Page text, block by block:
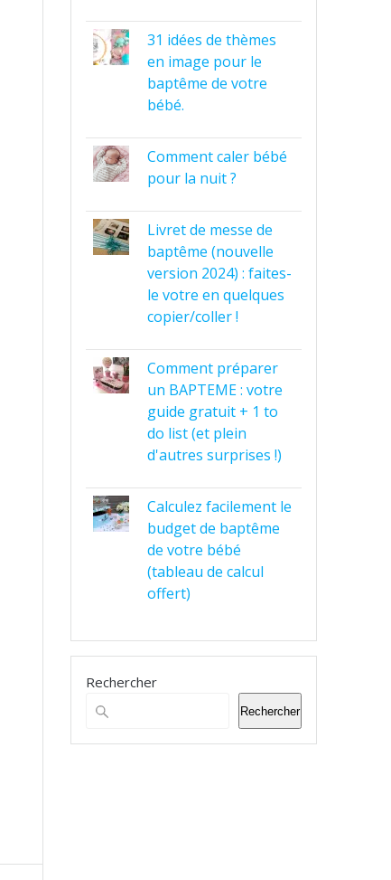
31 idées de thèmes
en image pour le
baptême de votre
bébé.
Comment caler bébé
pour la nuit ?
Livret de messe de
baptême (nouvelle
version 2024) : faites-
le votre en quelques
copier/coller !
Comment préparer
un BAPTEME : votre
guide gratuit + 1 to
do list (et plein
d'autres surprises !)
Calculez facilement le
budget de baptême
de votre bébé
(tableau de calcul
offert)
Rechercher
Rechercher